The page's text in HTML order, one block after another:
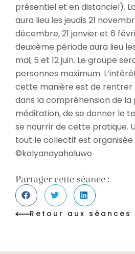
présentiel et en distanciel).
aura lieu les jeudis 21
décembre, 21 janvier et 6
deuxième période aura lieu
mai, 5 et 12 juin. Le groupe
personnes maximum.
cette manière est de rentrer
dans la compréhension de la
méditation, de se donner le
se nourrir de cette pratique.
tout le collectif est organisée
©kalyanayahaluwo
Partager cette séance :
Retour aux séances